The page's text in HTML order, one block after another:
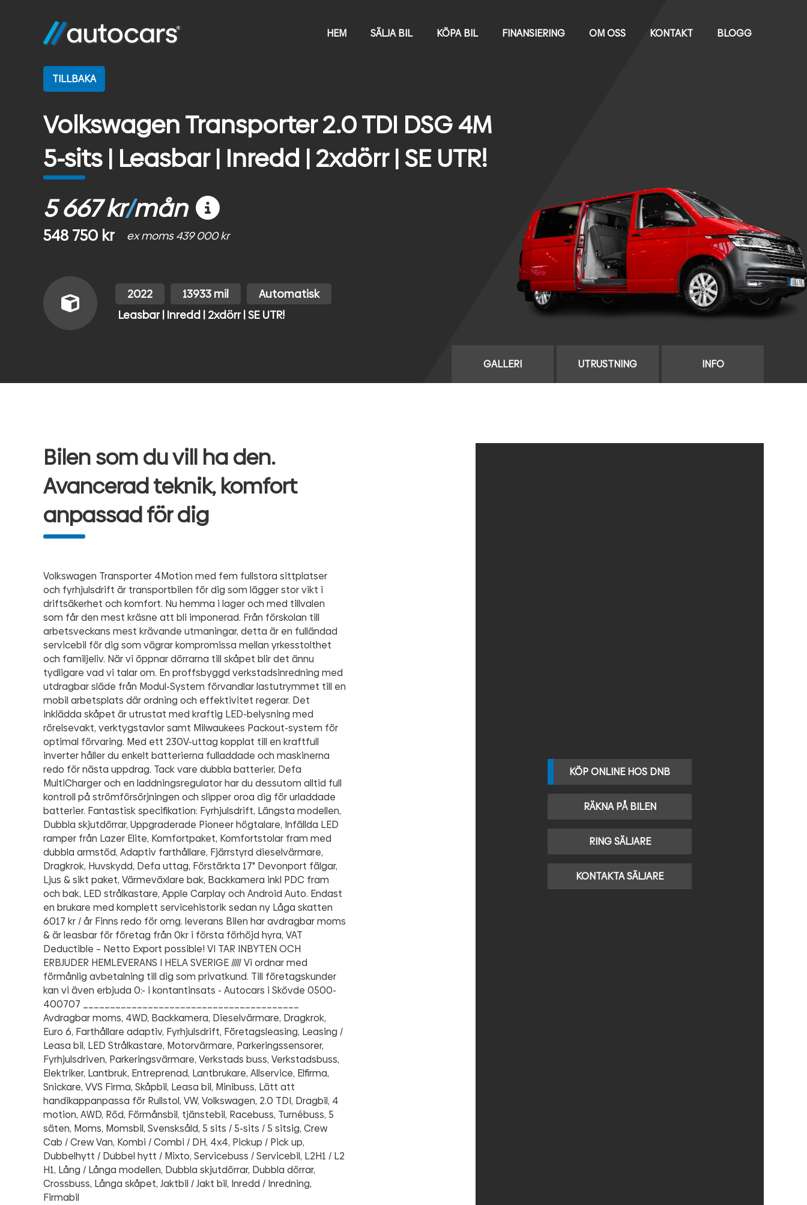
HEM SÄLJA BIL KÖPA BIL FINANSIERING OM OSS KONTAKT BLOGG
TILLBAKA
Volkswagen Transporter 2.0 TDI DSG 4M
5-sits | Leasbar | Inredd | 2xdörr | SE UTR!
5 667 kr/mån
548 750 kr ex moms 439 000 kr
2022 13933 mil
Automatisk
Leasbar | Inredd | 2xdörr | SE UTR!
GALLERI UTRUSTNING INFO
Bilen som du vill ha den.
Avancerad teknik, komfort
anpassad för dig
Volkswagen Transporter 4Motion med fem fullstora sittplatser
och fyrhjulsdrift är transportbilen för dig som lägger stor vikt i
driftsäkerhet och komfort. Nu hemma i lager och med tillvalen
som får den mest kräsne att bli imponerad. Från förskolan till
arbetsveckans mest krävande utmaningar, detta är en fulländad
servicebil för dig som vägrar kompromissa mellan yrkesstolthet
och familjeliv. När vi öppnar dörrarna till skåpet blir det ännu
tydligare vad vi talar om. En proffsbyggd verkstadsinredning med
utdragbar släde från Modul-System förvandlar lastutrymmet till en
mobil arbetsplats där ordning och effektivitet regerar. Det
inklädda skåpet är utrustat med kraftig LED-belysning med
rörelsevakt, verktygstavlor samt Milwaukees Packout-system för
optimal förvaring. Med ett 230V-uttag kopplat till en kraftfull
inverter håller du enkelt batterierna fulladdade och maskinerna
redo för nästa uppdrag. Tack vare dubbla batterier, Defa
MultiCharger och en laddningsregulator har du dessutom alltid full
kontroll på strömförsörjningen och slipper oroa dig för urladdade
batterier. Fantastisk specifikation: Fyrhjulsdrift, Längsta modellen,
Dubbla skjutdörrar, Uppgraderade Pioneer högtalare, Infällda LED
ramper från Lazer Elite, Komfortpaket, Komfortstolar fram med
dubbla armstöd, Adaptiv farthållare, Fjärrstyrd dieselvärmare,
Dragkrok, Huvskydd, Defa uttag, Förstärkta 17" Devonport fälgar,
Ljus & sikt paket, Värmeväxlare bak, Backkamera inkl PDC fram
och bak, LED strålkastare, Apple Carplay och Android Auto. Endast
en brukare med komplett servicehistorik sedan ny Låga skatten
6017 kr / år Finns redo för omg. leverans Bilen har avdragbar moms
& är leasbar för företag från 0kr i första förhöjd hyra, VAT
Deductible – Netto Export possible! VI TAR INBYTEN OCH
ERBJUDER HEMLEVERANS I HELA SVERIGE ///// Vi ordnar med
förmånlig avbetalning till dig som privatkund. Till företagskunder
kan vi även erbjuda 0:- i kontantinsats - Autocars i Skövde 0500-
400707 ________________________________________
Avdragbar moms, 4WD, Backkamera, Dieselvärmare, Dragkrok,
Euro 6, Farthållare adaptiv, Fyrhjulsdrift, Företagsleasing, Leasing /
Leasa bil, LED Strålkastare, Motorvärmare, Parkeringssensorer,
Fyrhjulsdriven, Parkeringsvärmare, Verkstads buss, Verkstadsbuss,
Elektriker, Lantbruk, Entreprenad, Lantbrukare, Allservice, Elfirma,
Snickare, VVS Firma, Skåpbil, Leasa bil, Minibuss, Lätt att
handikappanpassa för Rullstol, VW, Volkswagen, 2.0 TDI, Dragbil, 4
motion, AWD, Röd, Förmånsbil, tjänstebil, Racebuss, Turnébuss, 5
säten, Moms, Momsbil, Svensksåld, 5 sits / 5-sits / 5 sitsig, Crew
Cab / Crew Van, Kombi / Combi / DH, 4x4, Pickup / Pick up,
Dubbelhytt / Dubbel hytt / Mixto, Servicebuss / Servicebil, L2H1 / L2
H1, Lång / Långa modellen, Dubbla skjutdörrar, Dubbla dörrar,
Crossbuss, Långa skåpet, Jaktbil / Jakt bil, Inredd / Inredning,
Firmabil
KÖP ONLINE HOS DNB
RÄKNA PÅ BILEN
RING SÄLJARE
KONTAKTA SÄLJARE